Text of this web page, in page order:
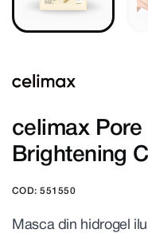
celimax Pore
Brightening
COD: 551550
Masca din hidrogel